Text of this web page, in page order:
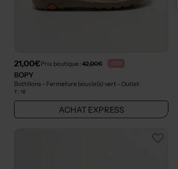
21,00€Prix boutique :42,00€ -50%
BOPY
Bottillons - Fermeture boucle(s) vert - Outlet
T :18
ACHAT EXPRESS